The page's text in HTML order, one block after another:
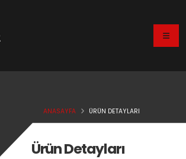
ANASAYFA ÜRÜN DETAYLARI
Ürün Detayları